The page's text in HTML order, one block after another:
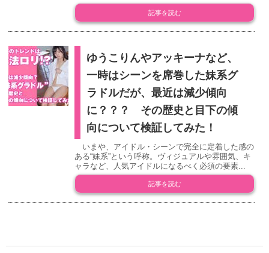
記事を読む
ゆうこりんやアッキーナなど、
一時はシーンを席巻した妹系グ
ラドルだが、最近は減少傾向
に？？？ その歴史と目下の傾
向について検証してみた！
いまや、アイドル・シーンで完全に定着した感の
ある“妹系”という呼称。ヴィジュアルや雰囲気、キ
ャラなど、人気アイドルになるべく必須の要素...
記事を読む